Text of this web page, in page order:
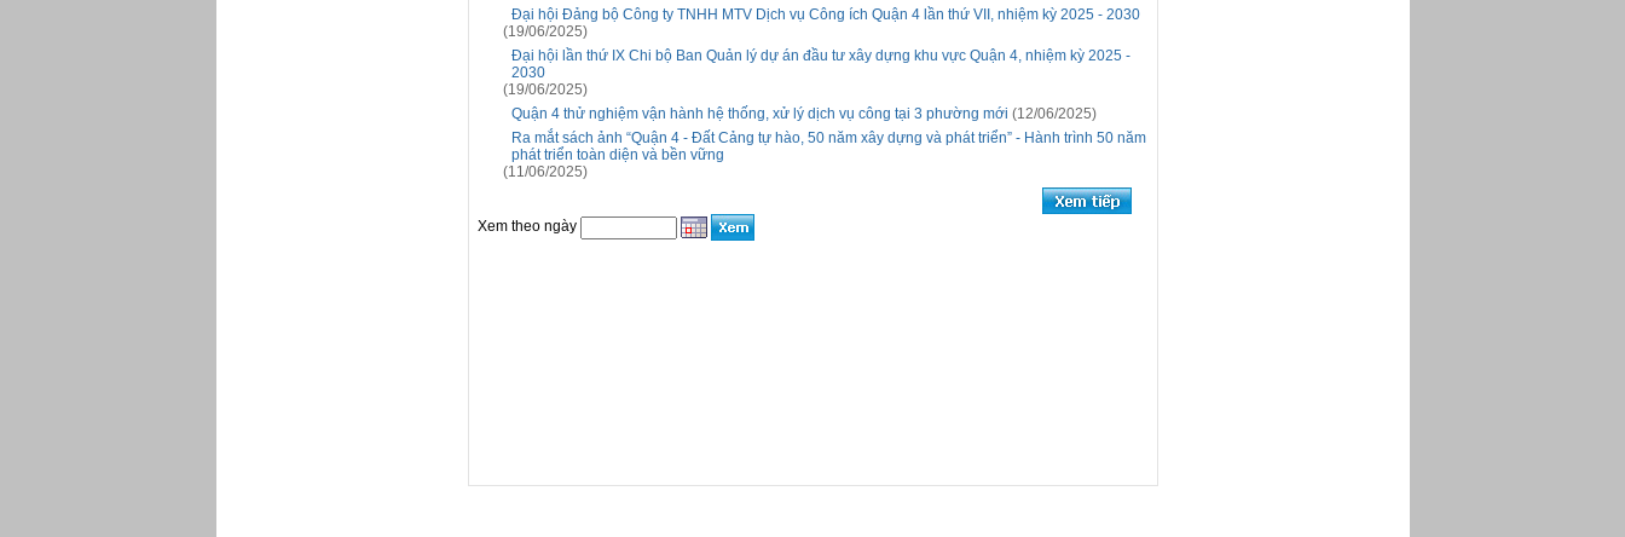
Đại hội Đảng bộ Công ty TNHH MTV Dịch vụ Công ích Quận 4 lần thứ VII, nhiệm kỳ 2025 - 2030
(19/06/2025)
Đại hội lần thứ IX Chi bộ Ban Quản lý dự án đầu tư xây dựng khu vực Quận 4, nhiệm kỳ 2025 -
2030
(19/06/2025)
Quận 4 thử nghiệm vận hành hệ thống, xử lý dịch vụ công tại 3 phường mới (12/06/2025)
Ra mắt sách ảnh “Quận 4 - Đất Cảng tự hào, 50 năm xây dựng và phát triển” - Hành trình 50 năm
phát triển toàn diện và bền vững
(11/06/2025)
Xem theo ngày